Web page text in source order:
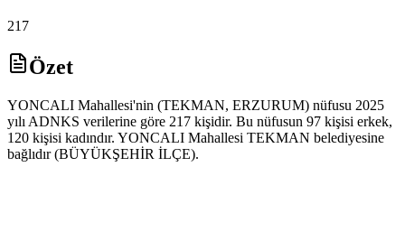
217
Özet
YONCALI Mahallesi'nin (TEKMAN, ERZURUM) nüfusu 2025
yılı ADNKS verilerine göre 217 kişidir. Bu nüfusun 97 kişisi erkek,
120 kişisi kadındır. YONCALI Mahallesi TEKMAN belediyesine
bağlıdır (BÜYÜKŞEHİR İLÇE).